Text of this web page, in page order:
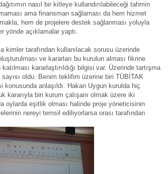
nasıl bir kitleye kullandırılabileceği tahmin
ama finansman sağlaması da hem hizmet
hem de projelere destek sağlanması yoluyla
yönde açıklamalar yaptı.
kimler tarafından kullanılacak sorusu üzerinde
ve kararları bu kurulun alması fikrine
kararlaştırıldığı bilgisi var. Üzerinde tartışma
oldu. Benim teklifim üzerine biri TÜBİTAK
anlaşıldı. Hakan Uygun kurulda hiç
kararıyla biri kurum çalışanı olmak üzere iki
oylarda eşitlik olması halinde proje yöneticisinin
nereyi temsil ediliyorlarsa orası tarafından